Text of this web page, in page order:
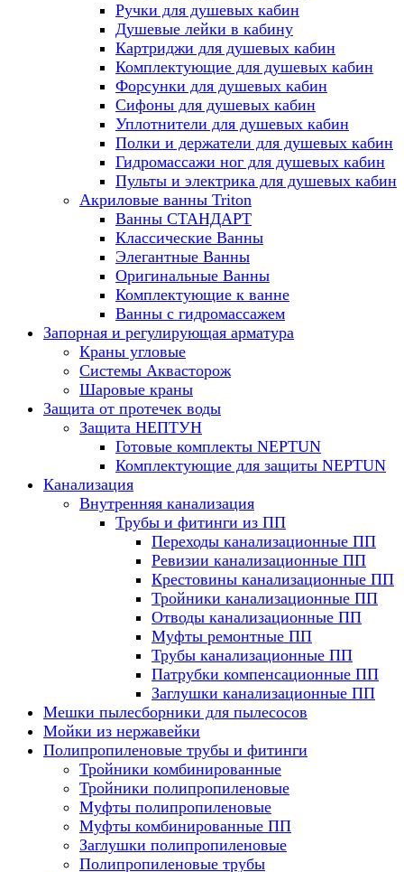
Ручки для душевых кабин
Душевые лейки в кабину
Картриджи для душевых кабин
Комплектующие для душевых кабин
Форсунки для душевых кабин
Сифоны для душевых кабин
Уплотнители для душевых кабин
Полки и держатели для душевых кабин
Гидромассажи ног для душевых кабин
Пульты и электрика для душевых кабин
Акриловые ванны Triton
Ванны СТАНДАРТ
Классические Ванны
Элегантные Ванны
Оригинальные Ванны
Комплектующие к ванне
Ванны с гидромассажем
Запорная и регулирующая арматура
Краны угловые
Системы Аквасторож
Шаровые краны
Защита от протечек воды
Защита НЕПТУН
Готовые комплекты NEPTUN
Комплектующие для защиты NEPTUN
Канализация
Внутренняя канализация
Трубы и фитинги из ПП
Переходы канализационные ПП
Ревизии канализационные ПП
Крестовины канализационные ПП
Тройники канализационные ПП
Отводы канализационные ПП
Муфты ремонтные ПП
Трубы канализационные ПП
Патрубки компенсационные ПП
Заглушки канализационные ПП
Мешки пылесборники для пылесосов
Мойки из нержавейки
Полипропиленовые трубы и фитинги
Тройники комбинированные
Тройники полипропиленовые
Муфты полипропиленовые
Муфты комбинированные ПП
Заглушки полипропиленовые
Полипропиленовые трубы